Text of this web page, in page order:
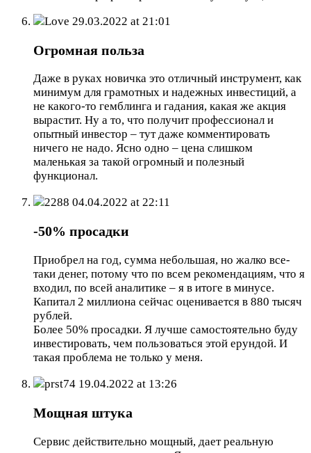
Love 29.03.2022 at 21:01
Огромная польза
Даже в руках новичка это отличный инструмент, как
минимум для грамотных и надежных инвестиций, а
не какого-то гемблинга и гадания, какая же акция
вырастит. Ну а то, что получит профессионал и
опытный инвестор – тут даже комментировать
ничего не надо. Ясно одно – цена слишком
маленькая за такой огромный и полезный
функционал.
2288 04.04.2022 at 22:11
-50% просадки
Приобрел на год, сумма небольшая, но жалко все-
таки денег, потому что по всем рекомендациям, что я
входил, по всей аналитике – я в итоге в минусе.
Капитал 2 миллиона сейчас оценивается в 880 тысяч
рублей.
Более 50% просадки. Я лучше самостоятельно буду
инвестировать, чем пользоваться этой ерундой. И
такая проблема не только у меня.
prst74 19.04.2022 at 13:26
Мощная штука
Сервис действительно мощный, дает реальную